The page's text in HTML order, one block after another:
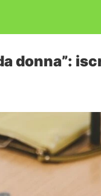
donna”: